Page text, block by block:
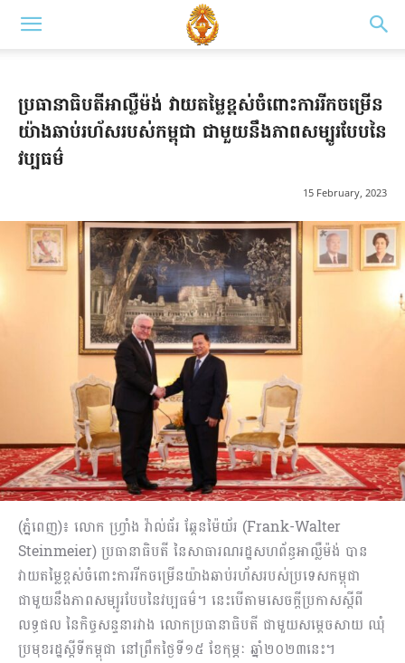
ប្រធានាធិបតីអាល្លឺម៉ង់ វាយតម្លៃខ្ពស់ចំពោះការរីកចម្រើន
យ៉ាងឆាប់រហ័សរបស់កម្ពុជា ជាមួយនឹងភាពសម្បូរបែបនៃ
វប្បធម៌
15 February, 2023
(ភ្នំពេញ)៖ លោក ហ្វ្រាំង វ៉ាល់ធ័រ ឆ្តែនម៉ៃយ័រ (Frank-Walter
Steinmeier) ប្រធានាធិបតី នៃសាធារណរដ្ឋសហព័ន្ធអាល្លឺម៉ង់ បាន
វាយតម្លៃខ្ពស់ចំពោះការរីកចម្រើនយ៉ាងឆាប់រហ័សរបស់ប្រទេសកម្ពុជា
ជាមួយនឹងភាពសម្បូរបែបនៃវប្បធម៌។ នេះបើតាមសេចក្តីប្រកាសស្តីពី
លទ្ធផល នៃកិច្ចសន្ទនារវាង លោកប្រធានាធិបតី ជាមួយសម្តេចសាយ ឈុំ
ប្រមុខរដ្ឋស្តីទីកម្ពុជា នៅព្រឹកថ្ងៃទី១៥ ខែកុម្ភៈ ឆ្នាំ២០២៣នេះ។